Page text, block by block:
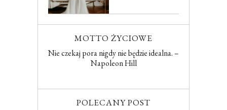
MOTTO ŻYCIOWE
Nie czekaj pora nigdy nie będzie idealna. –
Napoleon Hill
POLECANY POST